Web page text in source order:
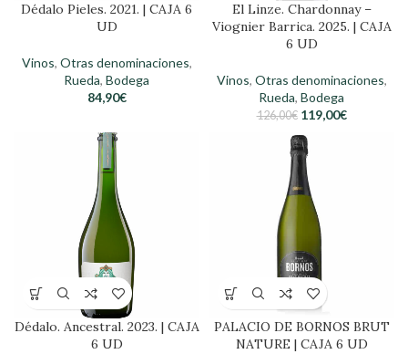
Dédalo Pieles. 2021. | CAJA 6
UD
Vinos, Otras denominaciones,
Rueda, Bodega
84,90€
El Linze. Chardonnay –
Viognier Barrica. 2025. | CAJA
6 UD
Vinos, Otras denominaciones,
Rueda, Bodega
126,00€ 119,00€
Dédalo. Ancestral. 2023. | CAJA
6 UD
PALACIO DE BORNOS BRUT
NATURE | CAJA 6 UD